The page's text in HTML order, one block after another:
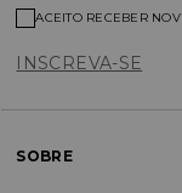
INSCREVA-SE
ACEITO RECEBER
SOBRE